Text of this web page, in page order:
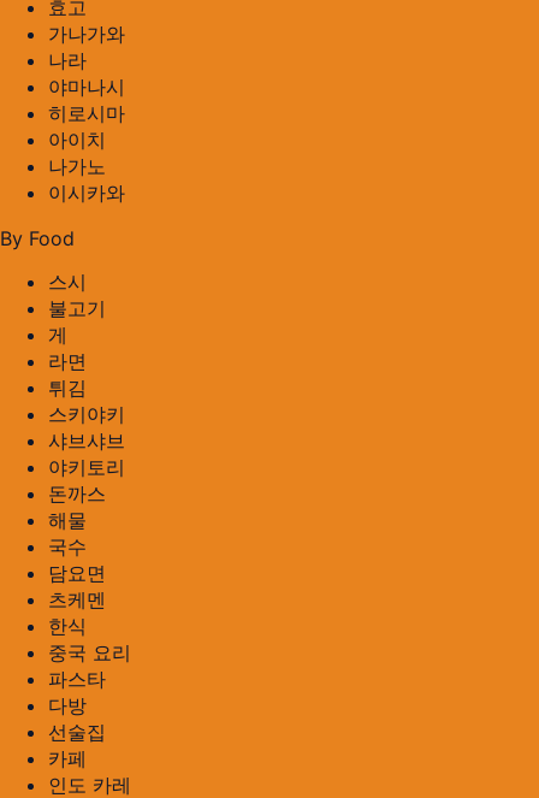
효고
가나가와
나라
야마나시
히로시마
아이치
나가노
이시카와
By Food
스시
불고기
게
라면
튀김
스키야키
샤브샤브
야키토리
돈까스
해물
국수
담요면
츠케멘
한식
중국 요리
파스타
다방
선술집
카페
인도 카레